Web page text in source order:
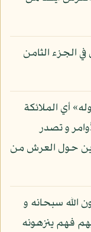
الجزء الثامن
أي الملائكة
و تصدر
الذين حول العرش من
الله سبحانه و
فهم ينزهونه